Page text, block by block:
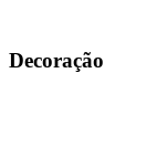
Decoração